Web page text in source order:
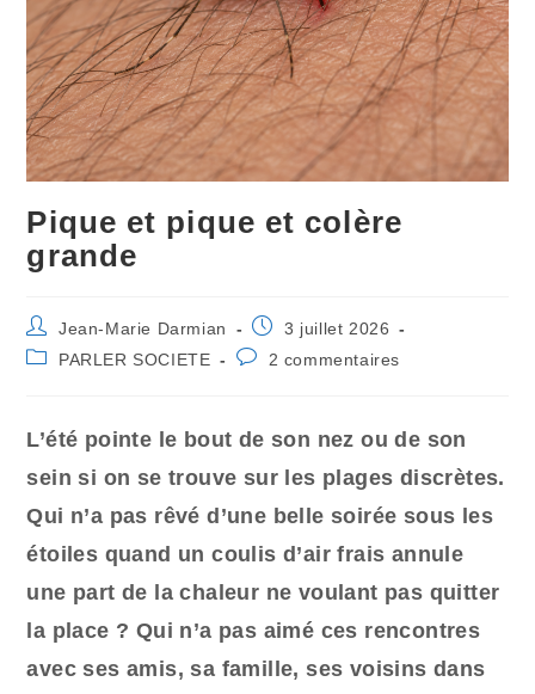
Pique et pique et colère
grande
Auteur/autrice
de
la
Jean-Marie Darmian
Publication
publiée :
3 juillet 2026
PostPARLER SOCIETE
Commentaires
2 commentaires
L’été pointe le bout de son nez ou de son
sein si on se trouve sur les plages discrètes.
Qui n’a pas rêvé d’une belle soirée sous les
étoiles quand un coulis d’air frais annule
une part de la chaleur ne voulant pas quitter
la place ? Qui n’a pas aimé ces rencontres
avec ses amis, sa famille, ses voisins dans